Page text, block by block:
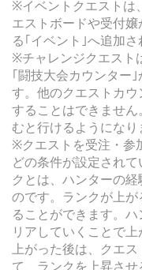
※イベントクエストは
エストボードや受付
る｢イベント｣へ追加さ
※チャレンジクエスト
｢闘技大会カウンター
す。他のクエストカ
することはできませ
むと行けるようになり
※クエストを受注・参
どの条件が設定され
クとは、ハンターの
のです。ランクが上
ることができます。
リアしていくことで
上がった後は、クエ
て、ランクを上昇させ